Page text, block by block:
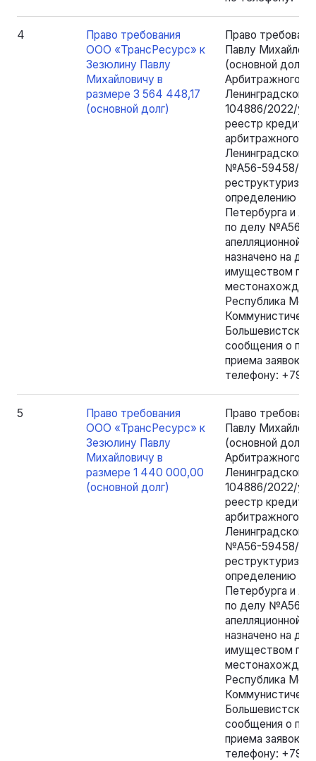
4
Право требования
ООО «ТрансРесурс» к
Зезюлину Павлу
Михайловичу в
размере 3 564 448,17
(основной долг)
Право
Павлу
(основной
Арбитражного
Ленинградской
104886/2022/
реестр
арбитражного
Ленинградской
№А56-59458/
определению
Петербурга и
по делу №А56 -
апелляционной
назначено на
имуществом
Республика
сообщения о
приема заявок
телефону:
5
Право требования
ООО «ТрансРесурс» к
Зезюлину Павлу
Михайловичу в
размере 1 440 000,00
(основной долг)
Право
Павлу
(основной
Арбитражного
Ленинградской
104886/2022/
реестр
арбитражного
Ленинградской
№А56-59458/
определению
Петербурга и
по делу №А56 -
апелляционной
назначено на
имуществом
Республика
сообщения о
приема заявок
телефону: